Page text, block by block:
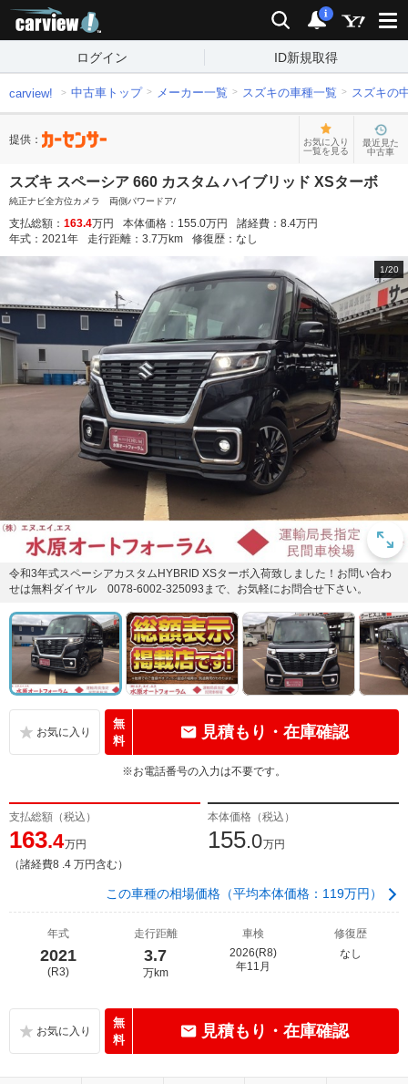
検索 通知
i
ログイン ID新規取得
carview! 中古車トップ メーカー一覧 スズキの車種一覧 スズキの
提供：
お気に入り
一覧を見る
最近見た
中古車
スズキ スペーシア 660 カスタム ハイブリッド XSターボ
純正ナビ全方位カメラ 両側パワードア/
支払総額： 163.4万円 本体価格： 155.0万円 諸経費： 8.4万円
年式： 2021年 走行距離： 3.7万km 修復歴： なし
1/20
令和3年式スペーシアカスタムHYBRID XSターボ入荷致しました！お問い合わ
せは無料ダイヤル 0078-6002-325093まで、お気軽にお問合せ下さい。
無
料
見積もり・在庫確認
※お電話番号の入力は不要です。
支払総額（税込）
163.4万円
（諸経費8 .4 万円含む）
本体価格（税込）
155.0万円
この車種の相場価格（平均本体価格：119万円）
年式
2021
(R3)
走行距離
3.7
万km
車検
2026(R8)
年11月
修復歴
なし
無
料
見積もり・在庫確認